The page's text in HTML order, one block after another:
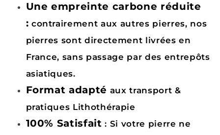
Une empreinte carbone réduite
: contrairement aux autres pierres, nos
pierres sont directement livrées en
France, sans passage par des entrepôts
asiatiques.
Format adapté aux transport &
pratiques Lithothérapie
100% Satisfait : Si votre pierre ne